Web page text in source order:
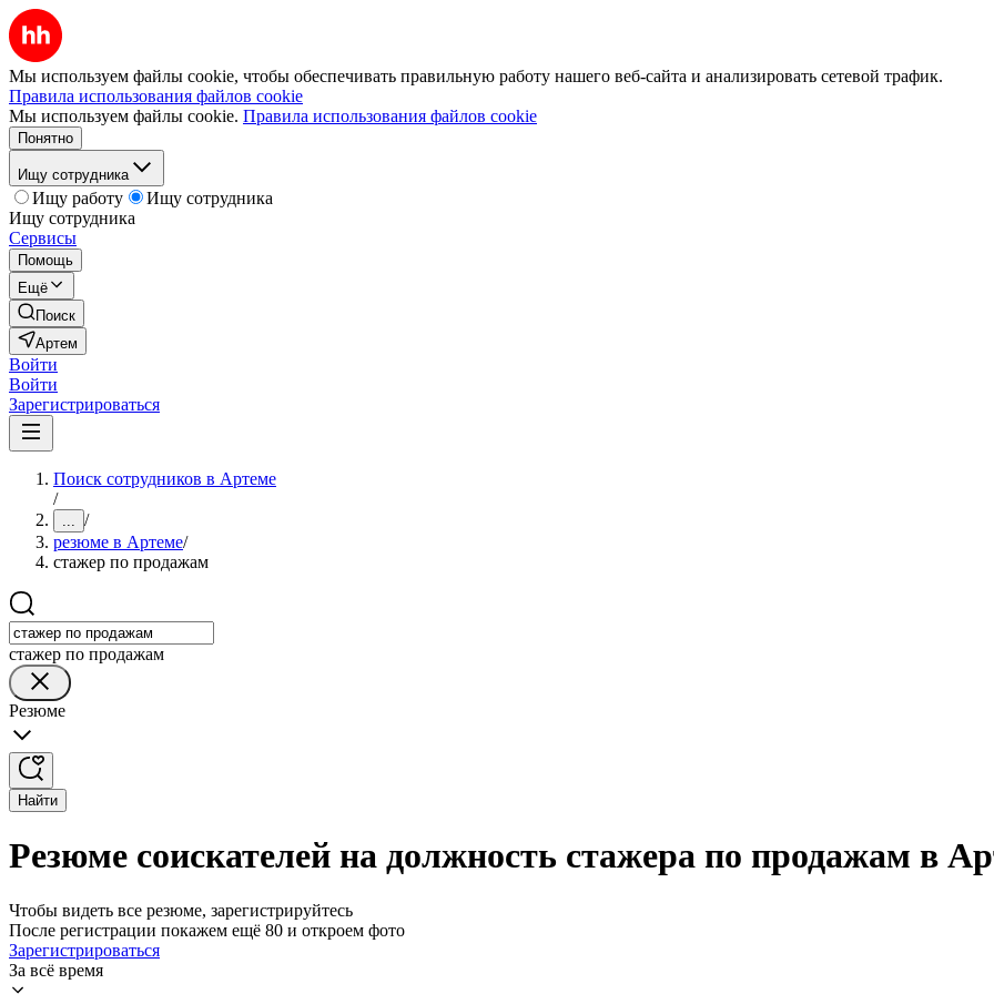
Мы используем файлы cookie, чтобы обеспечивать правильную работу нашего веб-сайта и анализировать сетевой трафик.
Правила использования файлов cookie
Мы используем файлы cookie. Правила использования файлов cookie
Понятно
Ищу сотрудника
Ищу работу
Ищу сотрудника
Ищу сотрудника
Сервисы
Помощь
Ещё
Поиск
Артем
Войти
Войти
Зарегистрироваться
Поиск сотрудников в Артеме
/
... /
резюме в Артеме/
стажер по продажам
стажер по продажам
Резюме
Найти
Резюме соискателей на должность стажера по продажам в
Чтобы видеть все резюме, зарегистрируйтесь
После регистрации покажем ещё 80 и откроем фото
Зарегистрироваться
За всё время